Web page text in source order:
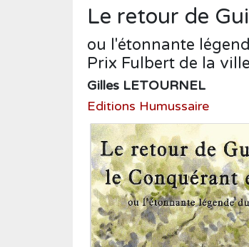
Musique
Normandie
Nouvelles
Poésie
Policier
Politique
Presse
Réalités
Le retour de
ou l'étonnante
Prix Fulbert de la
Gilles LETOURNEL
Editions Humussaire